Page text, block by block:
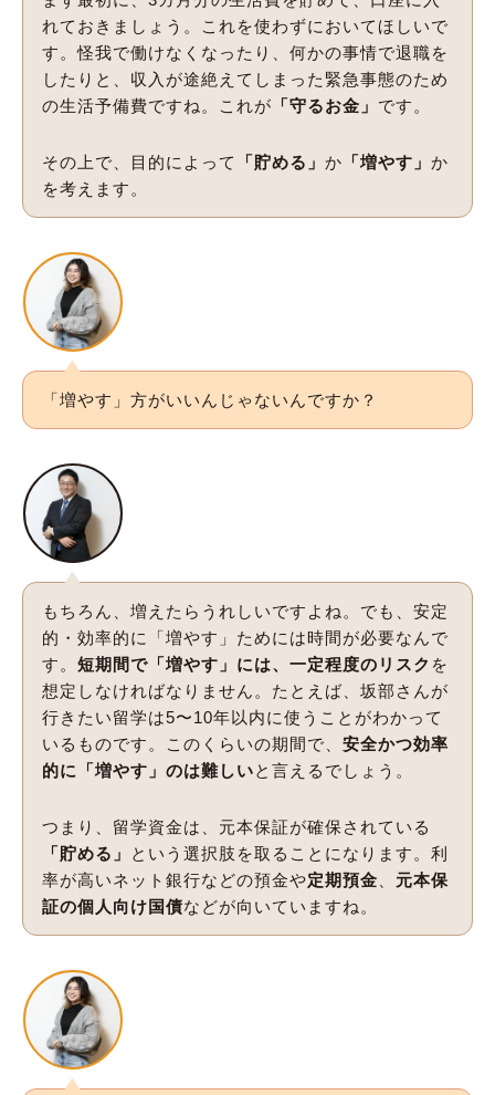
れておきましょう。これを使わずにおいてほしいで
す。怪我で働けなくなったり、何かの事情で退職を
したりと、収入が途絶えてしまった緊急事態のため
の生活予備費ですね。これが 「守るお金」 です。
その上で、目的によって 「貯める」 か 「増やす」 か
を考えます。
「増やす」方がいいんじゃないんですか？
もちろん、増えたらうれしいですよね。でも、安定
的・効率的に「増やす」ためには時間が必要なんで
す。 短期間で「増やす」には、一定程度のリスク を
想定しなければなりません。たとえば、坂部さんが
行きたい留学は5〜10年以内に使うことがわかって
いるものです。このくらいの期間で、 安全かつ効率
的に「増やす」のは難しいと言えるでしょう。
つまり、留学資金は、元本保証が確保されている
「貯める」
という選択肢を取ることになります。利
率が高いネット銀行などの預金や定期預金
元本保
証の個人向け国債などが向いていますね。